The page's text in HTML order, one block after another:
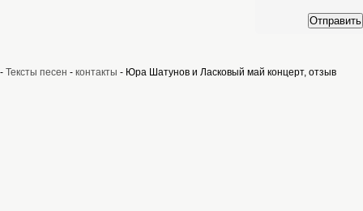
Отправить
- Тексты песен - контакты - Юра Шатунов и Ласковый май концерт, отзыв